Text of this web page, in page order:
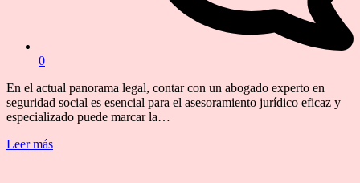
0
En el actual panorama legal, contar con un abogado experto en
seguridad social es esencial para el asesoramiento jurídico eficaz y
especializado puede marcar la…
Leer más